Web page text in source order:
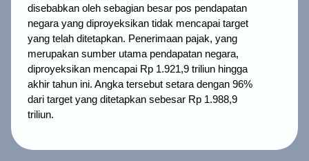
disebabkan oleh sebagian besar pos pendapatan
negara yang diproyeksikan tidak mencapai target
yang telah ditetapkan. Penerimaan pajak, yang
merupakan sumber utama pendapatan negara,
diproyeksikan mencapai Rp 1.921,9 triliun hingga
akhir tahun ini. Angka tersebut setara dengan 96%
dari target yang ditetapkan sebesar Rp 1.988,9
triliun.